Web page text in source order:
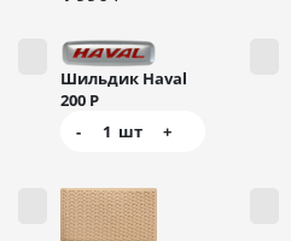
Шильдик Haval
200 Р
-
1 шт +